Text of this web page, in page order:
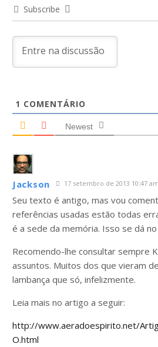
Subscribe
1 COMENTÁRIO
Newest
Jackson 17 setembro de 2013 10:47 am
Seu texto é antigo, mas vou
referências usadas estão todas
é a sede da memória. Isso se dá
Recomendo-lhe consultar sempre
assuntos. Muitos dos que vieram
lambança que só, infelizmente.
Leia mais no artigo a seguir:
http://www.aeradoespirito.net/
O.html